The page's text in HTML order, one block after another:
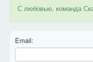
С любовью, команда
Email: